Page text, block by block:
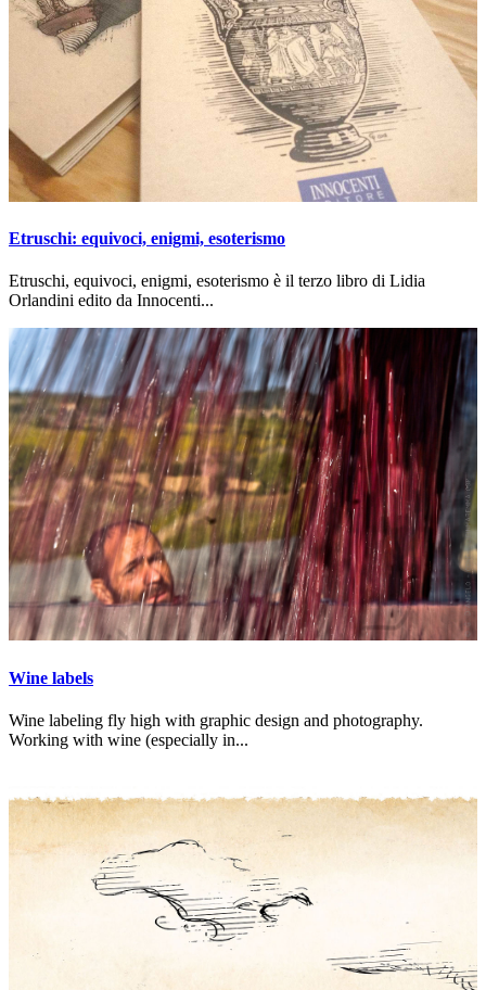
Etruschi: equivoci, enigmi, esoterismo
Etruschi, equivoci, enigmi, esoterismo è il terzo libro di Lidia
Orlandini edito da Innocenti...
Wine labels
Wine labeling fly high with graphic design and photography.
Working with wine (especially in...